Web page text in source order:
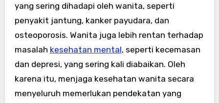
yang sering dihadapi oleh wanita, seperti
penyakit jantung, kanker payudara, dan
osteoporosis. Wanita juga lebih rentan terhadap
masalah kesehatan mental, seperti kecemasan
dan depresi, yang sering kali diabaikan. Oleh
karena itu, menjaga kesehatan wanita secara
menyeluruh memerlukan pendekatan yang